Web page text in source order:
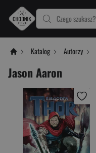
Czego szukasz?
Katalog Autorzy
Jason Aaron